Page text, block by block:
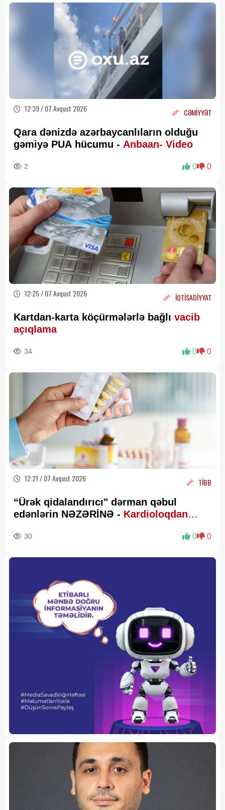
12:39 / 07 Avqust 2026 CƏMİYYƏT
Qara dənizdə azərbaycanlıların olduğu
gəmiyə PUA hücumu - Anbaan- Video
2 0 0
12:25 / 07 Avqust 2026 İQTİSADİYYAT
Kartdan-karta köçürmələrlə bağlı vacib
açıqlama
34 0 0
12:21 / 07 Avqust 2026 TİBB
“Ürək qidalandırıcı" dərman qəbul
edənlərin NƏZƏRİNƏ - Kardioloqdan
30 0 0